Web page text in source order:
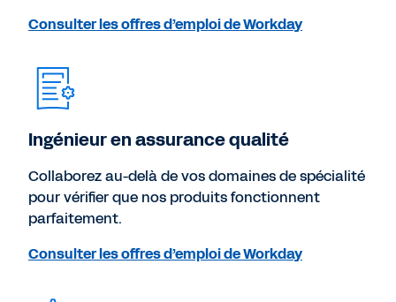
Consulter les offres d’emploi de Workday
Ingénieur en assurance qualité
Collaborez au-delà de vos domaines de spécialité
pour vérifier que nos produits fonctionnent
parfaitement.
Consulter les offres d’emploi de Workday